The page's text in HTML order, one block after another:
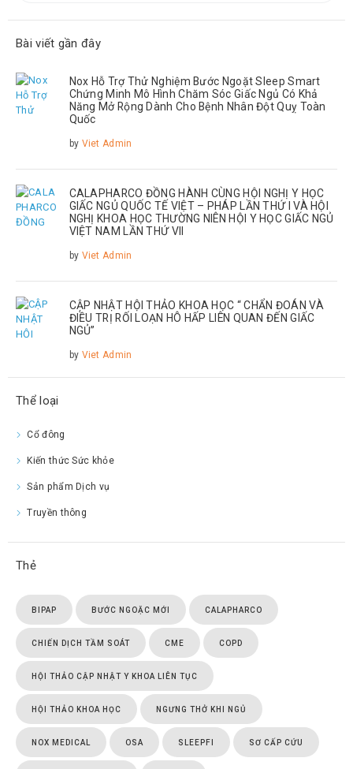
Bài viết gần đây
Nox Hỗ Trợ Thử Nghiệm Bước Ngoặt Sleep Smart
Chứng Minh Mô Hình Chăm Sóc Giấc Ngủ Có Khả
Năng Mở Rộng Dành Cho Bệnh Nhân Đột Quỵ Toàn
Quốc
by Viet Admin
CALAPHARCO ĐỒNG HÀNH CÙNG HỘI NGHỊ Y HỌC
GIẤC NGỦ QUỐC TẾ VIỆT – PHÁP LẦN THỨ I VÀ HỘI
NGHỊ KHOA HỌC THƯỜNG NIÊN HỘI Y HỌC GIẤC NGỦ
VIỆT NAM LẦN THỨ VII
by Viet Admin
CẬP NHẬT HỘI THẢO KHOA HỌC “ CHẨN ĐOÁN VÀ
ĐIỀU TRỊ RỐI LOẠN HÔ HẤP LIÊN QUAN ĐẾN GIẤC
NGỦ”
by Viet Admin
Thể loại
Cổ đông
Kiến thức Sức khỏe
Sản phẩm Dịch vụ
Truyền thông
Thẻ
BIPAP BƯỚC NGOẶC MỚI CALAPHARCO
CHIẾN DỊCH TẦM SOÁT CME COPD
HỘI THẢO CẬP NHẬT Y KHOA LIÊN TỤC
HỘI THẢO KHOA HỌC NGƯNG THỞ KHI NGỦ
NOX MEDICAL OSA SLEEPFI SƠ CẤP CỨU